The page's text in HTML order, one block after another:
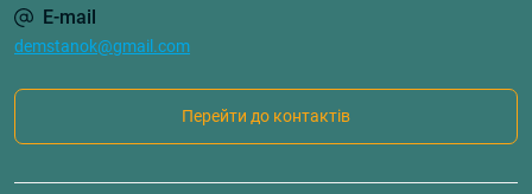
E-mail
demstanok@gmail.com
Перейти до контактів